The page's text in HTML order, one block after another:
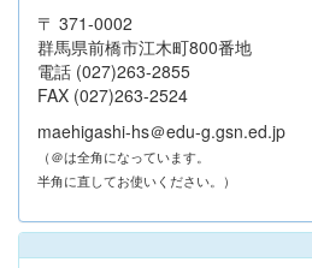
〒 371-0002
群馬県前橋市江木町800番地
電話 (027)263-2855
FAX (027)263-2524
maehigashi-hs＠edu-g.gsn.ed.jp
（＠は全角になっています。
半角に直してお使いください。）